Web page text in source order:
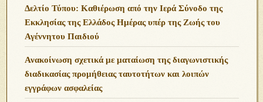
Δελτίο Τύπου: Καθιέρωση από την Ιερά Σύνοδο της
Εκκλησίας της Ελλάδος Ημέρας υπέρ της Ζωής του
Αγέννητου Παιδιού
Ανακοίνωση σχετικά με ματαίωση της διαγωνιστικής
διαδικασίας προμήθειας ταυτοτήτων και λοιπών
εγγράφων ασφαλείας